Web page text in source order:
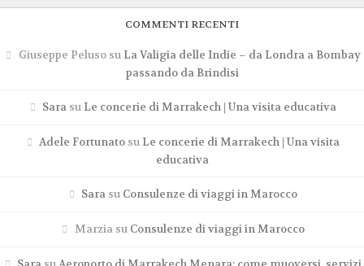
COMMENTI RECENTI
Giuseppe Pelusosu La Valigia delle Indie – da Londra a Bombay
passando da Brindisi
Sara su Le concerie di Marrakech | Una visita educativa
Adele Fortunato su Le concerie di Marrakech | Una visita
educativa
Sara su Consulenze di viaggi in Marocco
Marziasu Consulenze di viaggi in Marocco